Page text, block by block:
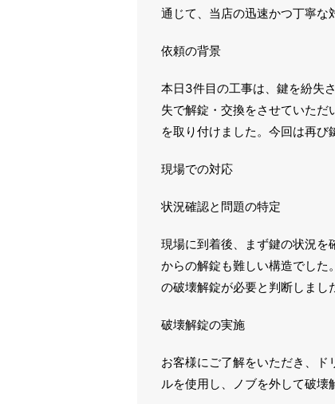
通じて、当店の迅速かつ丁寧な
依頼の背景
本日3件目の工事は、鍵を紛失
失で解錠・交換をさせていただ
を取り付けました。今回は再び
現場での対応
状況確認と問題の特定
現場に到着後、まず鍵の状況を
からの解錠も難しい構造でし
の破壊解錠が必要と判断しまし
破壊解錠の実施
お客様にご了解をいただき、ド
ルを使用し、ノブを外して破壊